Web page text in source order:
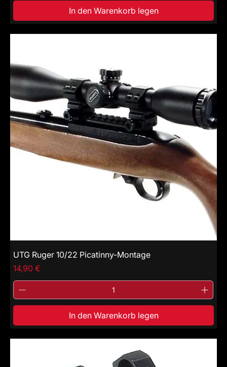
In den Warenkorb legen
UTG Ruger 10/22 Picatinny-Montage
Price
14,90 €
In den Warenkorb legen